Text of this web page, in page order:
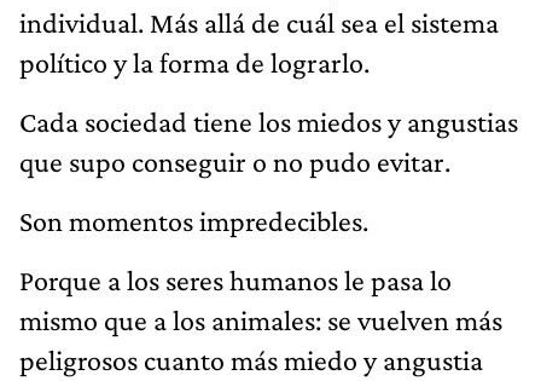
individual. Más allá de cuál sea el sistema
político y la forma de lograrlo.
Cada sociedad tiene los miedos y angustias
que supo conseguir o no pudo evitar.
Son momentos impredecibles.
Porque a los seres humanos le pasa lo
mismo que a los animales: se vuelven más
peligrosos cuanto más miedo y angustia